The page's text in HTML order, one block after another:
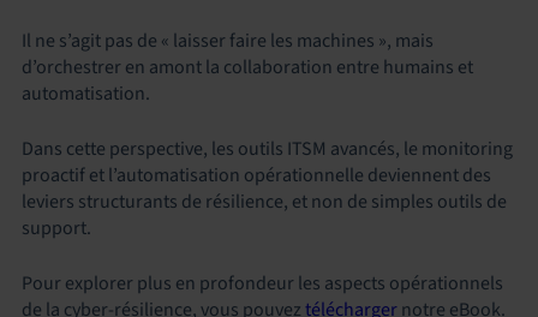
Il ne s’agit pas de « laisser faire les machines », mais
d’orchestrer en amont la collaboration entre humains et
automatisation.
Dans cette perspective, les outils ITSM avancés, le monitoring
proactif et l’automatisation opérationnelle deviennent des
leviers structurants de résilience, et non de simples outils de
support.
Pour explorer plus en profondeur les aspects opérationnels
de la cyber‑résilience, vous pouveztéléchargernotre eBook.